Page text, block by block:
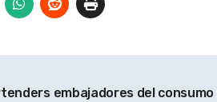
embajadores del